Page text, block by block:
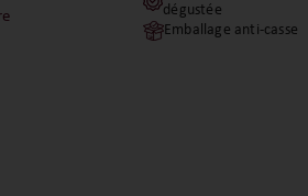
dégustée
Emballage anti-casse